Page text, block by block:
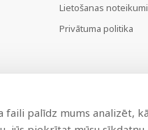
Lietošanas noteikumi
Privātuma politika
palīdz mums analizēt,